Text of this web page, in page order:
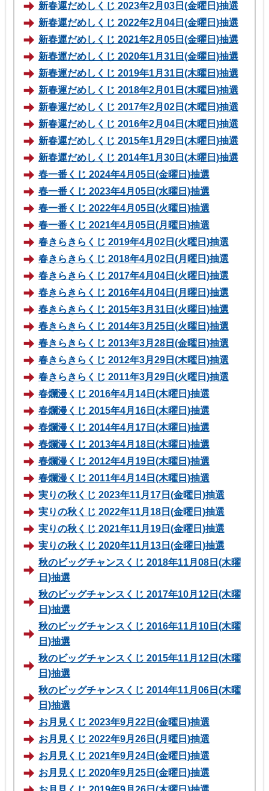
新春運だめしくじ 2023年2月03日(金曜日)抽選
新春運だめしくじ 2022年2月04日(金曜日)抽選
新春運だめしくじ 2021年2月05日(金曜日)抽選
新春運だめしくじ 2020年1月31日(金曜日)抽選
新春運だめしくじ 2019年1月31日(木曜日)抽選
新春運だめしくじ 2018年2月01日(木曜日)抽選
新春運だめしくじ 2017年2月02日(木曜日)抽選
新春運だめしくじ 2016年2月04日(木曜日)抽選
新春運だめしくじ 2015年1月29日(木曜日)抽選
新春運だめしくじ 2014年1月30日(木曜日)抽選
春一番くじ 2024年4月05日(金曜日)抽選
春一番くじ 2023年4月05日(水曜日)抽選
春一番くじ 2022年4月05日(火曜日)抽選
春一番くじ 2021年4月05日(月曜日)抽選
春きらきらくじ 2019年4月02日(火曜日)抽選
春きらきらくじ 2018年4月02日(月曜日)抽選
春きらきらくじ 2017年4月04日(火曜日)抽選
春きらきらくじ 2016年4月04日(月曜日)抽選
春きらきらくじ 2015年3月31日(火曜日)抽選
春きらきらくじ 2014年3月25日(火曜日)抽選
春きらきらくじ 2013年3月28日(金曜日)抽選
春きらきらくじ 2012年3月29日(木曜日)抽選
春きらきらくじ 2011年3月29日(火曜日)抽選
春爛漫くじ 2016年4月14日(木曜日)抽選
春爛漫くじ 2015年4月16日(木曜日)抽選
春爛漫くじ 2014年4月17日(木曜日)抽選
春爛漫くじ 2013年4月18日(木曜日)抽選
春爛漫くじ 2012年4月19日(木曜日)抽選
春爛漫くじ 2011年4月14日(木曜日)抽選
実りの秋くじ 2023年11月17日(金曜日)抽選
実りの秋くじ 2022年11月18日(金曜日)抽選
実りの秋くじ 2021年11月19日(金曜日)抽選
実りの秋くじ 2020年11月13日(金曜日)抽選
秋のビッグチャンスくじ 2018年11月08日(木曜
日)抽選
秋のビッグチャンスくじ 2017年10月12日(木曜
日)抽選
秋のビッグチャンスくじ 2016年11月10日(木曜
日)抽選
秋のビッグチャンスくじ 2015年11月12日(木曜
日)抽選
秋のビッグチャンスくじ 2014年11月06日(木曜
日)抽選
お月見くじ 2023年9月22日(金曜日)抽選
お月見くじ 2022年9月26日(月曜日)抽選
お月見くじ 2021年9月24日(金曜日)抽選
お月見くじ 2020年9月25日(金曜日)抽選